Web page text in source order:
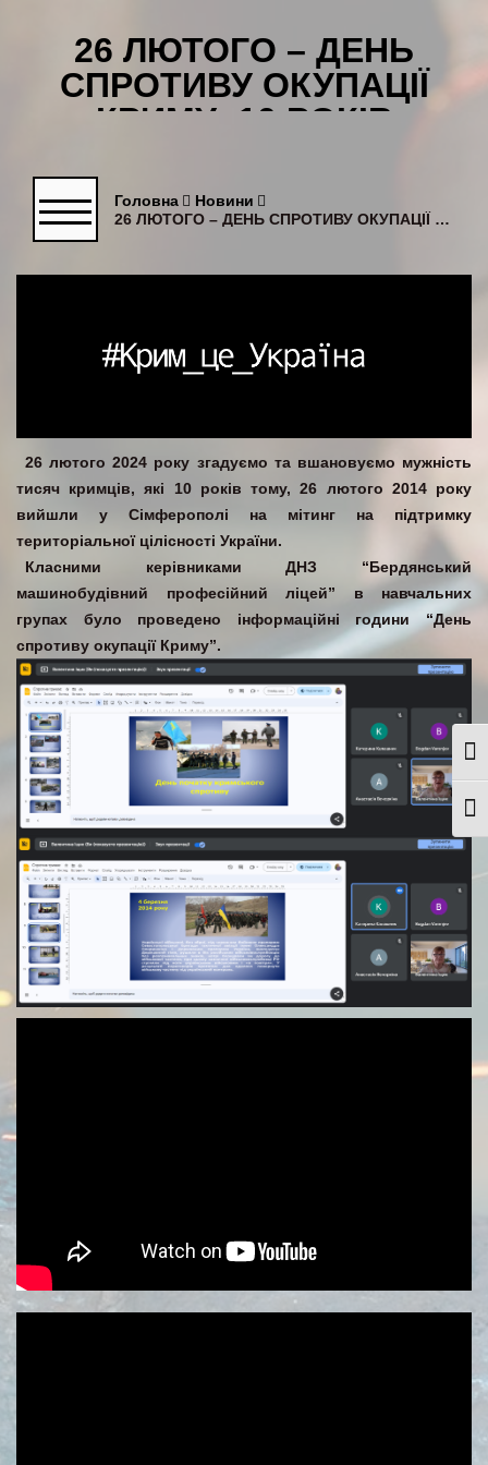
26 ЛЮТОГО – ДЕНЬ
СПРОТИВУ ОКУПАЦІЇ
КРИМУ: 10 РОКІВ
Головна
Новини
26 ЛЮТОГО – ДЕНЬ СПРОТИВУ ОКУПАЦІЇ КРИМУ: 10 РОКІВ
26 лютого 2024 року згадуємо та вшановуємо мужність
тисяч кримців, які 10 років тому, 26 лютого 2014 року
вийшли у Сімферополі на мітинг на підтримку
територіальної цілісності України.
Класними керівниками ДНЗ “Бердянський
машинобудівний професійний ліцей” в навчальних
групах було проведено інформаційні години “День
спротиву окупації Криму”.